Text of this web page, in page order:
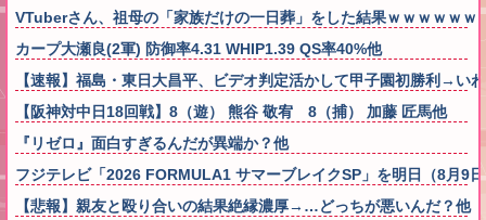
VTuberさん、祖母の「家族だけの一日葬」をした結果ｗｗｗｗｗｗ
カープ大瀬良(2軍) 防御率4.31 WHIP1.39 QS率40%他
【速報】福島・東日大昌平、ビデオ判定活かして甲子園初勝利→い
【阪神対中日18回戦】8（遊） 熊谷 敬宥 8（捕） 加藤 匠馬他
『リゼロ』面白すぎるんだが異端か？他
フジテレビ「2026 FORMULA1 サマーブレイクSP」を明日（8月9
【悲報】親友と殴り合いの結果絶縁濃厚→…どっちが悪いんだ？他